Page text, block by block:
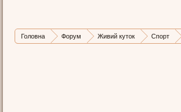
Головна Форум Живий куток Спорт